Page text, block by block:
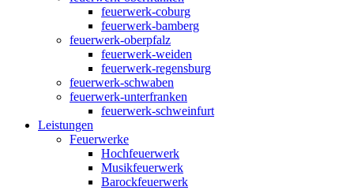
feuerwerk-coburg
feuerwerk-bamberg
feuerwerk-oberpfalz
feuerwerk-weiden
feuerwerk-regensburg
feuerwerk-schwaben
feuerwerk-unterfranken
feuerwerk-schweinfurt
Leistungen
Feuerwerke
Hochfeuerwerk
Musikfeuerwerk
Barockfeuerwerk